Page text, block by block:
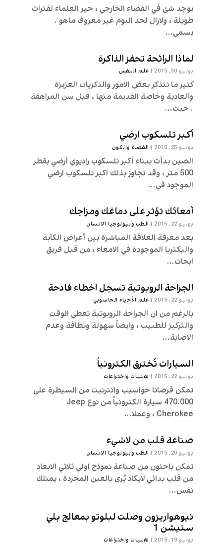
يوجد شئ في الفضاء الخارجي ، حير العلماء لفترات
طويلة ، ولازال لحد اليوم غير معروف ماهو .
يسمى...
لماذا الرائحة تحفز الذاكرة
يوليو 30, 2015 | علم النفس
كثير ما نتذكر بعض الامور والذكريات العزيزة
والعادية وخاصة القديمة منها ، قبل سن المراهقة
. حيث...
أكبر تلسكوب ارضي
يوليو 25, 2015 | الفضاء والكون
الصين بدأت ببناء أكبر تلسكوب راديوي أرضي بقطر
500 متر ، وقد تجاوز بذلك اكبر تلسكوب ارضي
الموجود في...
أمعائك تؤثر على دماغك ومزاجك
يوليو 22, 2015 | الطب وبيولوجيا الانسان
بعد معرفة العلاقة المباشرة بين أعراض الكآبة
والبكتريا الموجودة في الامعاء ، من قبل فريق
ابحاث...
الجراحة الروبوتية تسجل اخطاء فادحة
يوليو 22, 2015 | علم الأحياء الحاسوبي
بالرغم من ان الجراحة الروبوتية تعطي الوقت
والتركيز للطبيب ، وايضاً سهولة ونظافة وعدم
الاصابة...
السيارات تُخترق الكترونياً
يوليو 22, 2015 | تقنیات واختراعات
تمكن قرصانا حواسيب وانترنيت من السيطرة على
470.000 سيارة الكترونياً من نوع Jeep
Cherokee ، وعملا...
صناعة قلب من لاشيء
يوليو 20, 2015 | الطب وبيولوجيا الانسان
تمكن باحثون من صناعة نموذج اولي ثلاثي الابعاد
من قلب بدائي لايكاد يُرى بالعين المجردة ، يمتلك
نفس...
نيوهواريزون وصلت لبلوتو بمعالج بلي
ستيشن 1
يوليو 19, 2015 | تقنیات واختراعات